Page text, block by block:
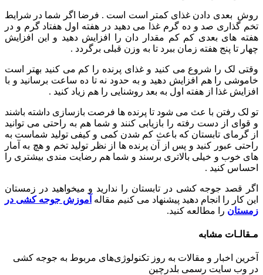
روش بعدی دادن غذای کمتر است است . فرضا اگر شما در شرایط
تخم گذاری صد و ده گرم غذا می دهید در هفته اول هفتاد گرم و در
هفته های بعدی کم کم مقدار دان را افزایش دهید و این افزایش
چهار تا پنج هفته زمان ببرد تا به وزن قبلی برگردد .
وقتی لک را شروع می کنید و غذای پرنده را کم می کنید بهتر است
خاموشی را هم افزایش دهید و به حدود نه تا ده ساعت برسانید و با
افزایش غذا از هفته اول به بعد روشنایی را هم زیاد کنید .
تو لک رفتن با عث می شود تا پرنده ها فرصت بازسازی داشته باشند
و قوای از دست رفته را بازیابی کنند و شما هم به راحتی می توانید
از گرمای تابستان که باعث کم شدن کمی و کیفی تولید شماست به
راحتی عبور کنید و پس از آن پرنده ها از نظر تولید تخم و هچ به آمار
های خوب و خیلی بالاتری برسند و شما هم رضایت مندی بیشتری را
احساس کنید .
اگر قصد جوجه کشی در تابستان را ندارید و میخواهید در زمستان
این کار را انجام دهید پیشنهاد می کنیم مقاله آموزش جوجه کشی در
زمستان را مطالعه کنید.
مـقالـات‌ مشابه
آخرین اخبار و مقالات به روز تکنولوژی‌های مربوط به جوجه کشی
در وب سایت رسمی بلدرچین